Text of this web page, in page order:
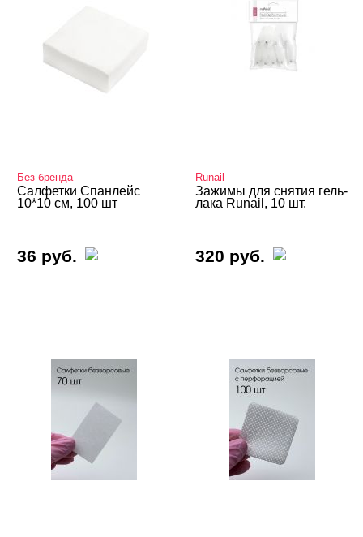
Без бренда
Салфетки Спанлейс
10*10 см, 100 шт
36 руб.
Runail
Зажимы для снятия гель-
лака Runail, 10 шт.
320 руб.